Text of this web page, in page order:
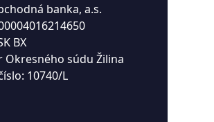
banka, a.s.
BX
súdu Žilina
10740/L